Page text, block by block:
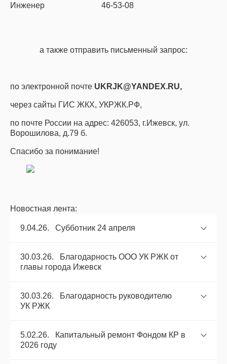
Инженер 46-53-08
а также отправить письменный запрос:
по электронной почте UKRJK@YANDEX.RU,
через сайты ГИС ЖКХ, УКРЖК.РФ,
по почте России на адрес: 426053, г.Ижевск, ул.
Ворошилова, д.79 б.
Спасибо за понимание!
Новостная лента:
9.04.26. Субботник 24 апреля
30.03.26. Благодарность ООО УК РЖК от
главы города Ижевск
30.03.26. Благодарность руководителю
УК РЖК
5.02.26. Капитальный ремонт Фондом КР в
2026 году